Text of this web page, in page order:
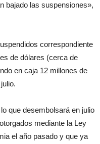
bajado las suspensiones»,
correspondiente
de dólares (cerca de
en caja 12 millones de
que desembolsará en julio
mediante la Ley
el año pasado y que ya